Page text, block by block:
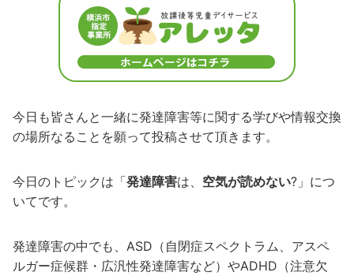
今日も皆さんと一緒に発達障害等に関する学びや情報交換
の場所なることを願って投稿させて頂きます。
今日のトピックは「発達障害は、 空気が読めない?」につ
いてです。
発達障害の中でも、ASD（自閉症スペクトラム、アスペ
ルガー症候群・広汎性発達障害など）やADHD（注意欠